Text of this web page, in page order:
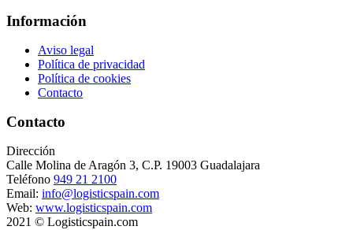
Información
Aviso legal
Política de privacidad
Política de cookies
Contacto
Contacto
Dirección
Calle Molina de Aragón 3, C.P. 19003 Guadalajara
Teléfono 949 21 2100
Email: info@logisticspain.com
Web: www.logisticspain.com
2021 © Logisticspain.com